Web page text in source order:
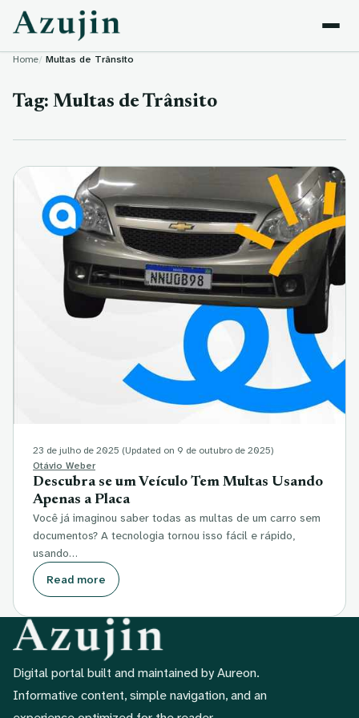
Skip to content
Home Multas de Trânsito
Tag: Multas de Trânsito
23 de julho de 2025 (Updated on 9 de outubro de 2025)
Otávio Weber
Descubra se um Veículo Tem Multas Usando
Apenas a Placa
Você já imaginou saber todas as multas de um carro sem
documentos? A tecnologia tornou isso fácil e rápido,
usando…
Read more
Digital portal built and maintained by Aureon.
Informative content, simple navigation, and an